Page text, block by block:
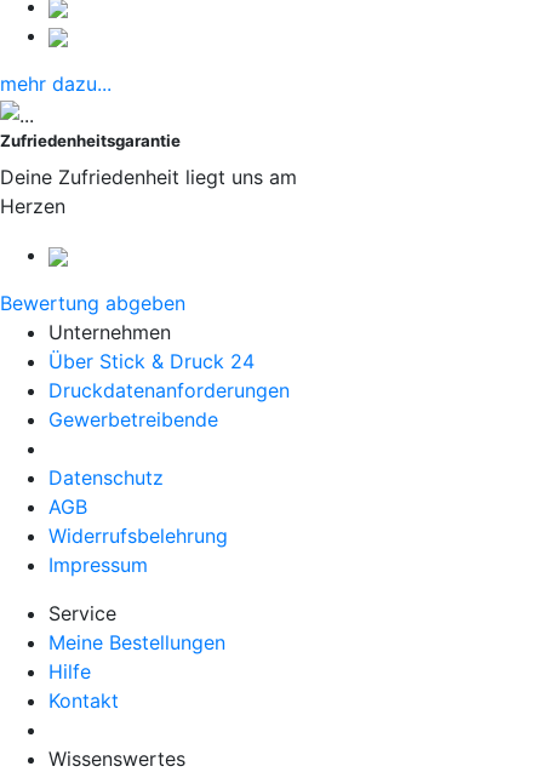
mehr dazu...
Zufriedenheitsgarantie
Deine Zufriedenheit liegt uns am
Herzen
Bewertung abgeben
Unternehmen
Über Stick & Druck 24
Druckdatenanforderungen
Gewerbetreibende
Datenschutz
AGB
Widerrufsbelehrung
Impressum
Service
Meine Bestellungen
Hilfe
Kontakt
Wissenswertes